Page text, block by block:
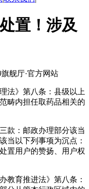
置！涉及
舰厅·官方网站
》第八条：县级以上
畴内担任取药品相关的
：邮政办理部分该当
当以下列事项为沉点：
置用户的赞扬、用户权
育推进法》第八条：